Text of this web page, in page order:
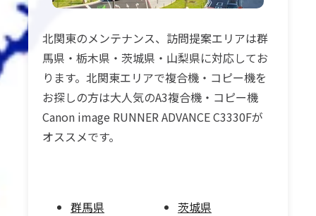
北関東のメンテナンス、訪問提案エリアは群
馬県・栃木県・茨城県・山梨県に対応してお
ります。北関東エリアで複合機・コピー機を
お探しの方は大人気のA3複合機・コピー機
Canon image RUNNER ADVANCE C3330Fが
オススメです。
群馬県
茨城県